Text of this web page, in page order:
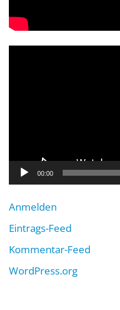
00:00
Anmelden
Eintrags-Feed
Kommentar-Feed
WordPress.org